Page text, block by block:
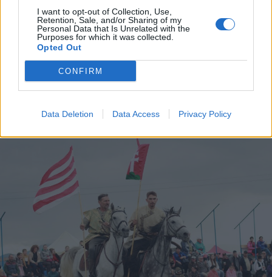
I want to opt-out of Collection, Use,
Retention, Sale, and/or Sharing of my
Personal Data that Is Unrelated with the
Purposes for which it was collected.
Opted Out
CONFIRM
Data Deletion Data Access Privacy Policy
2026. augusztus 06., csütörtök
Elvégezték az első
robotasszisztált urológiai műtétet
Csíkszeredában